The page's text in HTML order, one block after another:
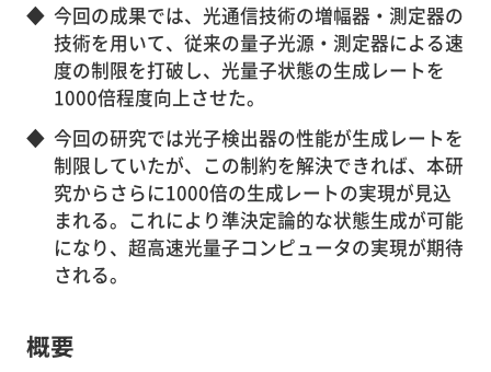
◆ 今回の成果では、光通信技術の増幅器・測定器の
技術を用いて、従来の量子光源・測定器による速
度の制限を打破し、光量子状態の生成レートを
1000倍程度向上させた。
◆ 今回の研究では光子検出器の性能が生成レートを
制限していたが、この制約を解決できれば、本研
究からさらに1000倍の生成レートの実現が見込
まれる。これにより準決定論的な状態生成が可能
になり、超高速光量子コンピュータの実現が期待
される。
概要